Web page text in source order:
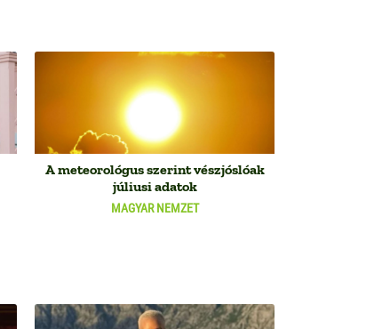
MAGYAR NEMZET
A meteorológus szerint vészjóslóak
júliusi adatok